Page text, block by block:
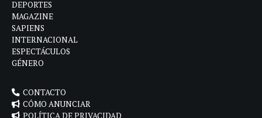
DEPORTES
MAGAZINE
SAPIENS
INTERNACIONAL
ESPECTÁCULOS
GÉNERO
CONTACTO
CÓMO ANUNCIAR
POLÍTICA DE PRIVACIDAD